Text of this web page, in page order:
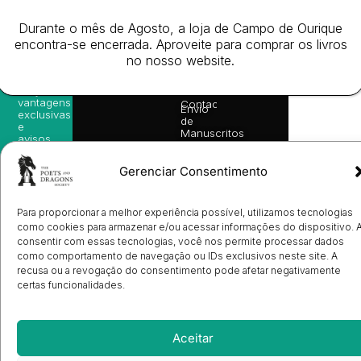
Gerenciar Consentimento
Para proporcionar a melhor experiência possível, utilizamos tecnologias
como cookies para armazenar e/ou acessar informações do dispositivo.
consentir com essas tecnologias, você nos permite processar dados
como comportamento de navegação ou IDs exclusivos neste site. A
recusa ou a revogação do consentimento pode afetar negativamente
certas funcionalidades.
Aceitar
Autores
Eventos
Prémio
Ulysses
Contactos
Envio
de
Manuscritos
Candidatura
Ilustradores
de
Cookies
(EU)
sugestões
de
vantagens
exclusivas
e
avisos
no seu
e-mail.
Subscrever
Todos
os
direitos
Durante o mês de Agosto, a loja de Campo de Ourique
encontra-se encerrada. Aproveite para comprar os livros
no nosso website.